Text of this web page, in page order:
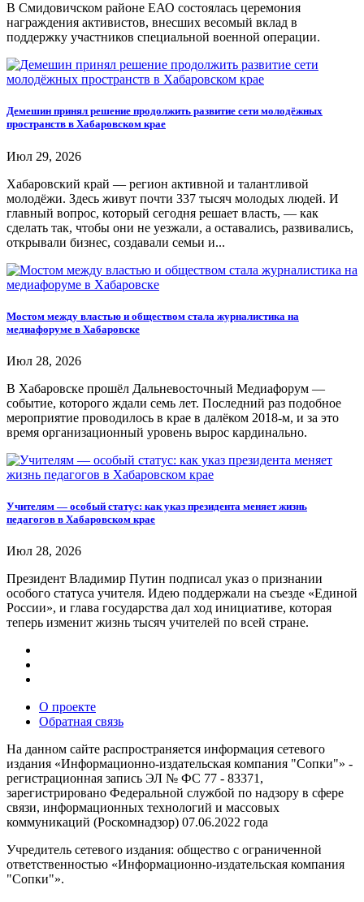
В Смидовичском районе ЕАО состоялась церемония
награждения активистов, внесших весомый вклад в
поддержку участников специальной военной операции.
Демешин принял решение продолжить развитие сети молодёжных
пространств в Хабаровском крае
Июл 29, 2026
Хабаровский край — регион активной и талантливой
молодёжи. Здесь живут почти 337 тысяч молодых людей. И
главный вопрос, который сегодня решает власть, — как
сделать так, чтобы они не уезжали, а оставались, развивались,
открывали бизнес, создавали семьи и...
Мостом между властью и обществом стала журналистика на
медиафоруме в Хабаровске
Июл 28, 2026
В Хабаровске прошёл Дальневосточный Медиафорум —
событие, которого ждали семь лет. Последний раз подобное
мероприятие проводилось в крае в далёком 2018-м, и за это
время организационный уровень вырос кардинально.
Учителям — особый статус: как указ президента меняет жизнь
педагогов в Хабаровском крае
Июл 28, 2026
Президент Владимир Путин подписал указ о признании
особого статуса учителя. Идею поддержали на съезде «Единой
России», и глава государства дал ход инициативе, которая
теперь изменит жизнь тысяч учителей по всей стране.
О проекте
Обратная связь
На данном сайте распространяется информация сетевого
издания «Информационно-издательская компания "Сопки"» -
регистрационная запись ЭЛ № ФС 77 - 83371,
зарегистрировано Федеральной службой по надзору в сфере
связи, информационных технологий и массовых
коммуникаций (Роскомнадзор) 07.06.2022 года
Учредитель сетевого издания: общество с ограниченной
ответственностью «Информационно-издательская компания
"Сопки"».